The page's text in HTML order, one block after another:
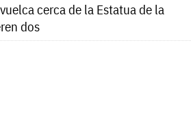
cerca de la Estatua de la
dos